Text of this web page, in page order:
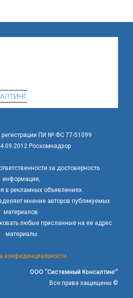
регистрации ПИ № ФС 77-51099
Роскомнадзор
за достоверность
информации,
в рекламных объявлениях.
мнение авторов публикуемых
материалов.
любые присланные на ее адрес
материалы
конфиденциальности
ООО "Системный Консалтинг"
Все права защищены ©